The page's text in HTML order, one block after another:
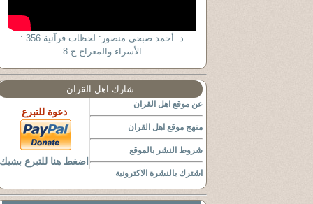
د. أحمد صبحى منصور: لحظات قرآنية 356 :
الأسراء والمعراج ج 8
شارك اهل القران
عن موقع اهل القران
منهج موقع اهل القران
شروط النشر بالموقع
اشترك بالنشرة الاكترونية
دعوة للتبرع
اضغط هنا للتبرع بشيك